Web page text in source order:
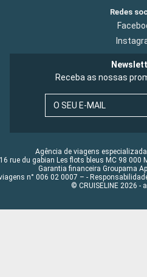
Redes
Receba as nossas
O SEU E-MAIL
Agência de viagens
16 rue du gabian Les flots bleus MC 98 000
Garantia financeira Groupama
n° 006 02 0007 – -
© CRUISELINE 2026 -